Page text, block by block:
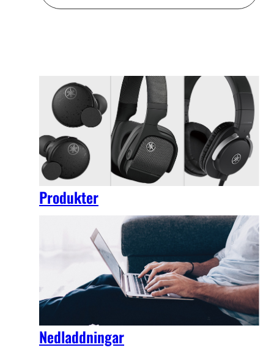
Produkter
Nedladdningar